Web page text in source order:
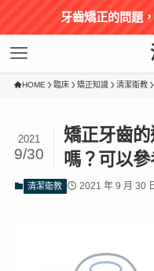
牙齒矯正的問題
HOME 臨床 矯正知識 清潔衛教
矯正牙齒
嗎？可以參
2021
9/30
清潔衛教 2021 年 9 月 30